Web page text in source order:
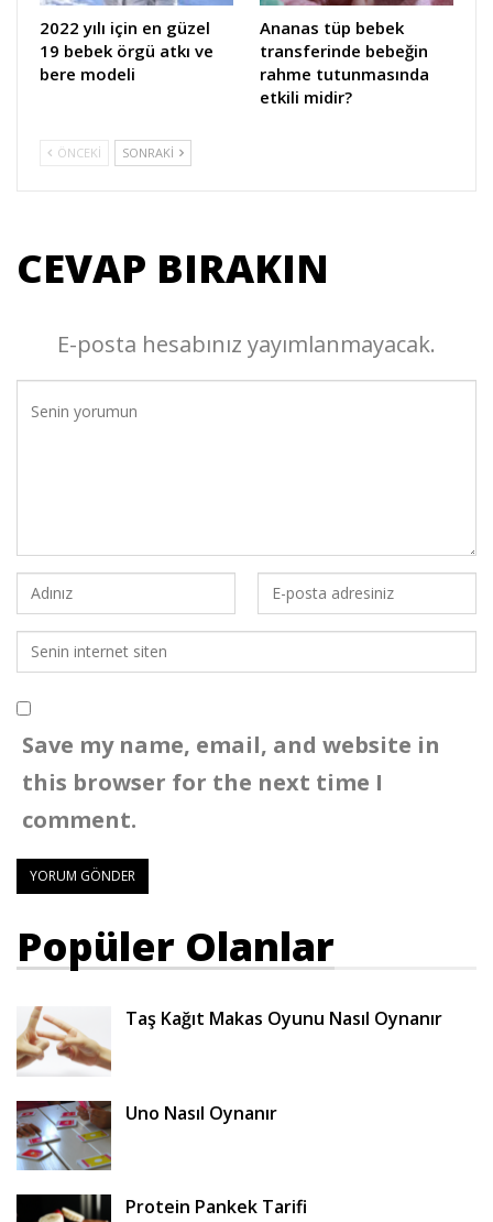
2022 yılı için en güzel
19 bebek örgü atkı ve
bere modeli
Ananas tüp bebek
transferinde bebeğin
rahme tutunmasında
etkili midir?
ÖNCEKI SONRAKI
CEVAP BIRAKIN
E-posta hesabınız yayımlanmayacak.
Save my name, email, and website in
this browser for the next time I
comment.
Popüler Olanlar
Taş Kağıt Makas Oyunu Nasıl Oynanır
Uno Nasıl Oynanır
Protein Pankek Tarifi